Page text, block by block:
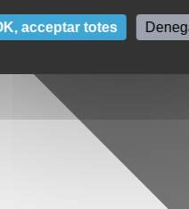
acceptar totes